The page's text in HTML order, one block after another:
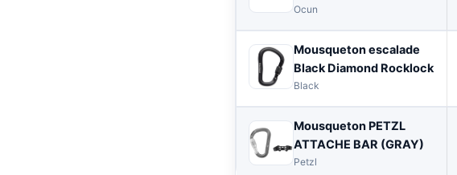
Ocun
Mousqueton escalade
Black Diamond Rocklock
Black
Mousqueton PETZL
ATTACHE BAR (GRAY)
Petzl